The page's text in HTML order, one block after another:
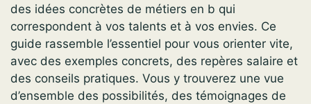
des idées concrètes de métiers en b qui
correspondent à vos talents et à vos envies. Ce
guide rassemble l’essentiel pour vous orienter vite,
avec des exemples concrets, des repères salaire et
des conseils pratiques. Vous y trouverez une vue
d’ensemble des possibilités, des témoignages de